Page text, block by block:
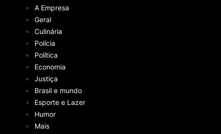
A Empresa
Geral
Culinária
Polícia
Política
Economia
Justiça
Brasil e mundo
Esporte e Lazer
Humor
Mais